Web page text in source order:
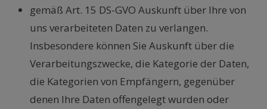
gemäß Art. 15 DS-GVO Auskunft über Ihre von
uns verarbeiteten Daten zu verlangen.
Insbesondere können Sie Auskunft über die
Verarbeitungszwecke, die Kategorie der Daten,
die Kategorien von Empfängern, gegenüber
denen Ihre Daten offengelegt wurden oder